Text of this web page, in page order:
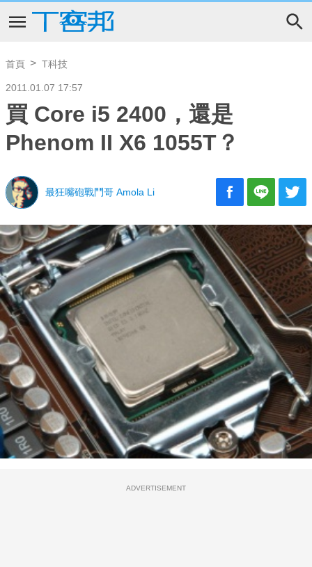
首頁 T科技
2011.01.07 17:57
買 Core i5 2400，還是
Phenom II X6 1055T？
最狂嘴砲戰鬥哥 Amola Li
ADVERTISEMENT